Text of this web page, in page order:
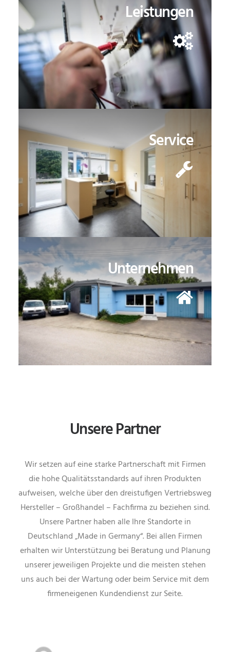
Leistungen
Service
Unternehmen
Unsere Partner
Wir setzen auf eine starke Partnerschaft mit Firmen
die hohe Qualitätsstandards auf ihren Produkten
aufweisen, welche über den dreistufigen Vertriebsweg
Hersteller – Großhandel – Fachfirma zu beziehen sind.
Unsere Partner haben alle Ihre Standorte in
Deutschland „Made in Germany“. Bei allen Firmen
erhalten wir Unterstützung bei Beratung und Planung
unserer jeweiligen Projekte und die meisten stehen
uns auch bei der Wartung oder beim Service mit dem
firmeneigenen Kundendienst zur Seite.